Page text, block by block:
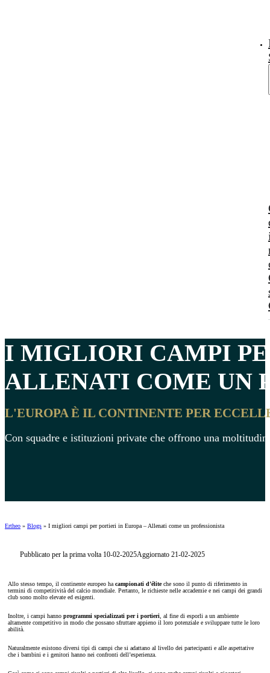
I MIGLIORI CAMPI
ALLENATI COME UN
L'EUROPA È IL CONTINENTE PER
Con squadre e istituzioni private che offrono una
Ertheo » Blogs » I migliori campi per portieri in Europa – Allenati come un professionista
Pubblicato per la prima volta 10-02-2025Aggiornato 21-02-2025
Allo stesso tempo, il continente europeo ha campionati d’éliteche sono il punto di riferimento in
termini di competitività del calcio mondiale. Pertanto, le richieste nelle accademie e nei campi dei grandi
club sono molto elevate ed esigenti.
Inoltre, i campi hanno programmi specializzati per i portieri , al fine di esporli a un ambiente
altamente competitivo in modo che possano sfruttare appieno il loro potenziale e sviluppare tutte le loro
abilità.
Naturalmente esistono diversi tipi di campi che si adattano al livello dei partecipanti e alle aspettative
che i bambini e i genitori hanno nei confronti dell’esperienza.